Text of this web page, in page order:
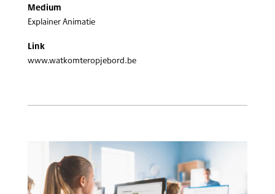
Medium
Explainer Animatie
Link
www.watkomteropjebord.be